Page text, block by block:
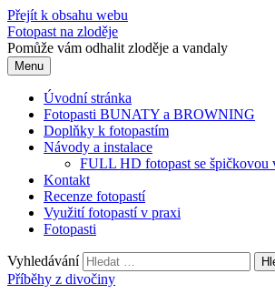
Přejít k obsahu webu
Fotopast na zloděje
Pomůže vám odhalit zloděje a vandaly
Menu
Úvodní stránka
Fotopasti BUNATY a BROWNING
Doplňky k fotopastím
Návody a instalace
FULL HD fotopast se špičkovou
Kontakt
Recenze fotopastí
Využití fotopastí v praxi
Fotopasti
Vyhledávání
Příběhy z divočiny